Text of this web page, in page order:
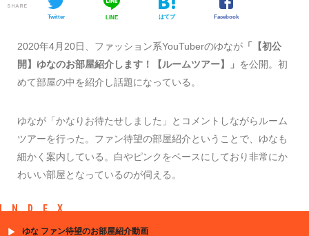
SHARE
Twitter LINE はてブ Facebook
2020年4月20日、ファッション系YouTuberのゆなが 「【初公
開】ゆなのお部屋紹介します！【ルームツアー】」 を公開。初
めて部屋の中を紹介し話題になっている。
ゆなが「かなりお待たせしました」とコメントしながらルーム
ツアーを行った。ファン待望の部屋紹介ということで、ゆなも
細かく案内している。白やピンクをベースにしており非常にか
わいい部屋となっているのが伺える。
INDEX
ゆな ファン待望のお部屋紹介動画